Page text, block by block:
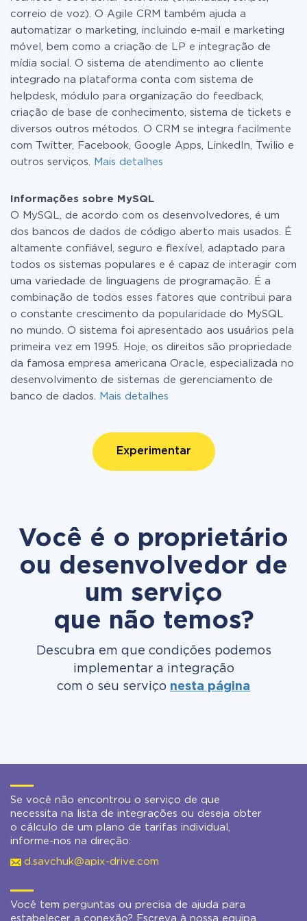
correio de voz). O Agile CRM também ajuda a
automatizar o marketing, incluindo e-mail e marketing
móvel, bem como a criação de LP e integração de
mídia social. O sistema de atendimento ao cliente
integrado na plataforma conta com sistema de
helpdesk, módulo para organização do feedback,
criação de base de conhecimento, sistema de tickets e
diversos outros métodos. O CRM se integra facilmente
com Twitter, Facebook, Google Apps, LinkedIn, Twilio e
outros serviços.
Mais detalhes
Informações sobre MySQL
O MySQL, de acordo com os desenvolvedores, é um
dos bancos de dados de código aberto mais usados. É
altamente confiável, seguro e flexível, adaptado para
todos os sistemas populares e é capaz de interagir com
uma variedade de linguagens de programação. É a
combinação de todos esses fatores que contribui para
o constante crescimento da popularidade do MySQL
no mundo. O sistema foi apresentado aos usuários pela
primeira vez em 1995. Hoje, os direitos são propriedade
da famosa empresa americana Oracle, especializada no
desenvolvimento de sistemas de gerenciamento de
banco de dados.
Mais detalhes
Experimentar
Você é o proprietário
ou desenvolvedor de
um serviço
que não temos?
Descubra em que condições podemos
implementar a integração
com o seu serviço nesta página
Se você não encontrou o serviço de que
necessita na lista de integrações ou deseja obter
o cálculo de um plano de tarifas individual,
informe-nos na direção:
d.savchuk@apix-drive.com
Você tem perguntas ou precisa de ajuda para
estabelecer a conexão? Escreva à nossa equipa